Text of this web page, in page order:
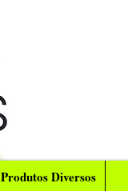
Produtos Diversos